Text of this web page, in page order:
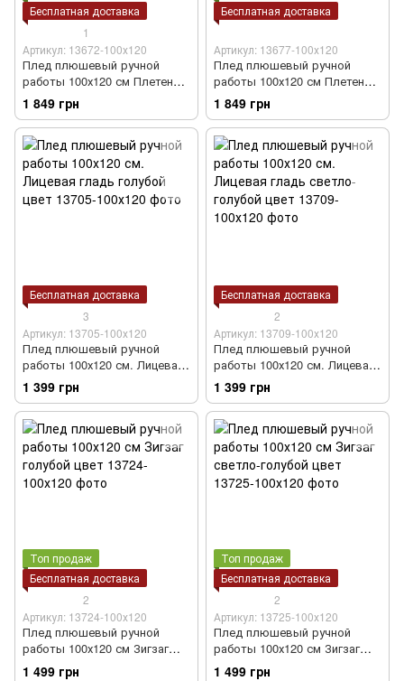
Бесплатная доставка
1
Артикул: 13672-100х120
Плед плюшевый ручной
работы 100х120 см Плетенка
5*5 голубой цвет
1 849 грн
Бесплатная доставка
Артикул: 13677-100х120
Плед плюшевый ручной
работы 100х120 см Плетенка
5*5 светло-голубой цвет
1 849 грн
Бесплатная доставка
3
Артикул: 13705-100х120
Плед плюшевый ручной
работы 100х120 см. Лицевая
гладь голубой цвет
1 399 грн
Бесплатная доставка
2
Артикул: 13709-100х120
Плед плюшевый ручной
работы 100х120 см. Лицевая
гладь светло-голубой цвет
1 399 грн
Топ продаж
Бесплатная доставка
2
Артикул: 13724-100х120
Плед плюшевый ручной
работы 100х120 см Зигзаг
голубой цвет
1 499 грн
Топ продаж
Бесплатная доставка
2
Артикул: 13725-100х120
Плед плюшевый ручной
работы 100х120 см Зигзаг
светло-голубой цвет
1 499 грн